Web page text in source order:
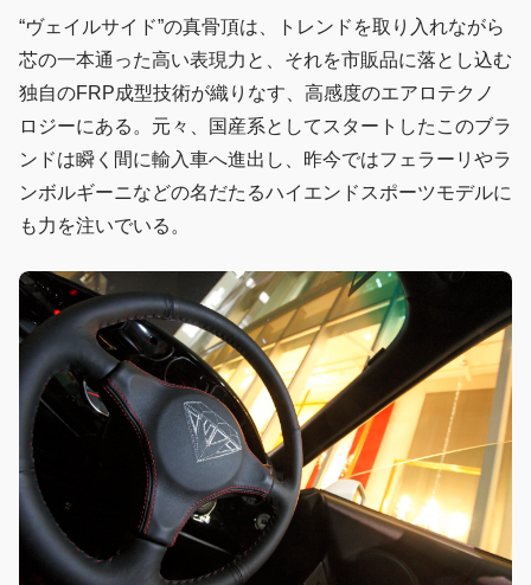
“ヴェイルサイド”の真骨頂は、トレンドを取り入れながら
芯の一本通った高い表現力と、それを市販品に落とし込む
独自のFRP成型技術が織りなす、高感度のエアロテクノ
ロジーにある。元々、国産系としてスタートしたこのブラ
ンドは瞬く間に輸入車へ進出し、昨今ではフェラーリやラ
ンボルギーニなどの名だたるハイエンドスポーツモデルに
も力を注いでいる。